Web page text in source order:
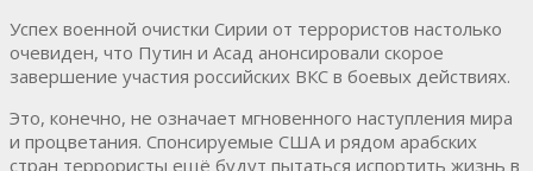
Успех военной очистки Сирии от террористов настолько
очевиден, что Путин и Асад анонсировали скорое
завершение участия российских ВКС в боевых действиях.
Это, конечно, не означает мгновенного наступления мира
и процветания. Спонсируемые США и рядом арабских
стран террористы ещё будут пытаться испортить жизнь в